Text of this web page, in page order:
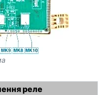
реле